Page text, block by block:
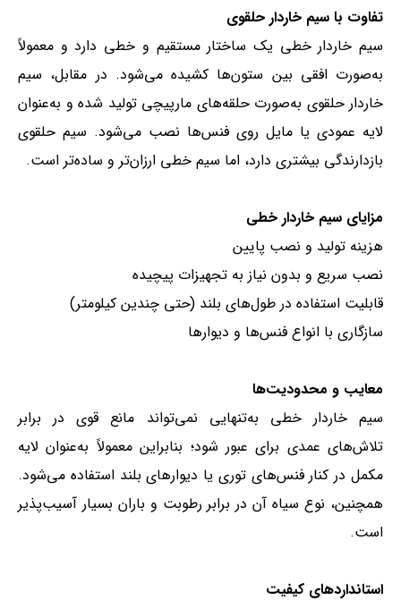
تفاوت با سیم خاردار حلقوی
سیم خاردار خطی یک ساختار مستقیم و خطی دارد و معمولاً
به‌صورت افقی بین ستون‌ها کشیده می‌شود. در مقابل، سیم
خاردار حلقوی به‌صورت حلقه‌های مارپیچی تولید شده و به‌عنوان
لایه عمودی یا مایل روی فنس‌ها نصب می‌شود. سیم حلقوی
بازدارندگی بیشتری دارد، اما سیم خطی ارزان‌تر و ساده‌تر است.
مزایای سیم خاردار خطی
هزینه تولید و نصب پایین
نصب سریع و بدون نیاز به تجهیزات پیچیده
قابلیت استفاده در طول‌های بلند (حتی چندین کیلومتر)
سازگاری با انواع فنس‌ها و دیوارها
معایب و محدودیت‌ها
سیم خاردار خطی به‌تنهایی نمی‌تواند مانع قوی در برابر
تلاش‌های عمدی برای عبور شود؛ بنابراین معمولاً به‌عنوان لایه
مکمل در کنار فنس‌های توری یا دیوارهای بلند استفاده می‌شود.
همچنین، نوع سیاه آن در برابر رطوبت و باران بسیار آسیب‌پذیر
است.
استانداردهای کیفیت